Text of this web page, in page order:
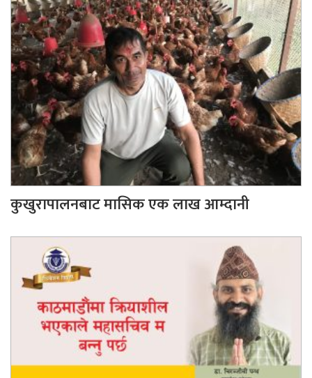
कुखुरापालनबाट मासिक एक लाख आम्दानी